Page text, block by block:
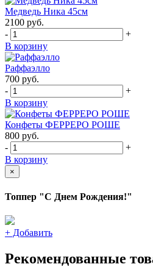
Медведь Ника 45см
2100 руб.
-
+
В корзину
Раффаэлло
700 руб.
-
+
В корзину
Конфеты ФЕРРЕРО РОШЕ
800 руб.
-
+
В корзину
×
Топпер "С Днем Рождения!"
+ Добавить
Рекомендованные